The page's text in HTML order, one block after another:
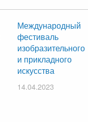
Международный
фестиваль
изобразительного
и прикладного
искусства
14.04.2023